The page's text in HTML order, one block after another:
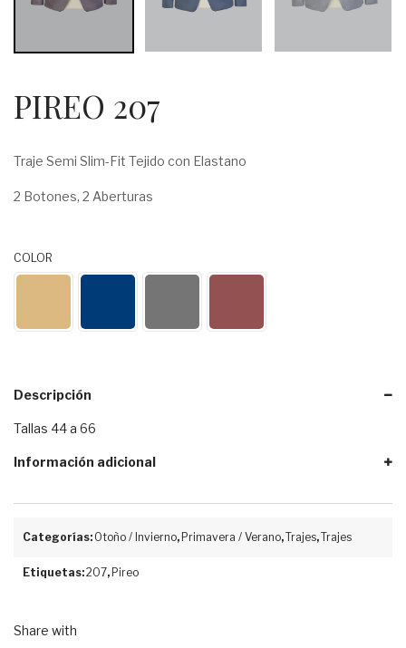
PIREO 207
Traje Semi Slim-Fit Tejido con Elastano
2 Botones, 2 Aberturas
COLOR
Descripción
Tallas 44 a 66
Información adicional
Categorías: Otoño / Invierno,Primavera / Verano,Trajes,Trajes
Etiquetas:207,Pireo
Share with